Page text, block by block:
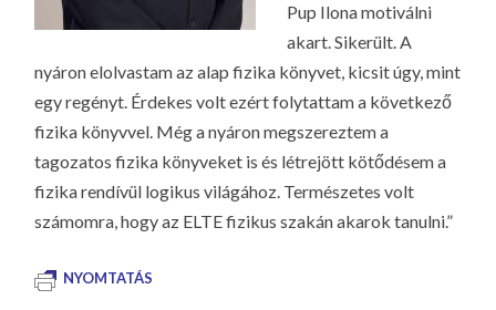
Pup Ilona motiválni
akart. Sikerült. A
nyáron elolvastam az alap fizika könyvet, kicsit úgy, mint
egy regényt. Érdekes volt ezért folytattam a következő
fizika könyvvel. Még a nyáron megszereztem a
tagozatos fizika könyveket is és létrejött kötődésem a
fizika rendívül logikus világához. Természetes volt
számomra, hogy az ELTE fizikus szakán akarok tanulni.”
NYOMTATÁS